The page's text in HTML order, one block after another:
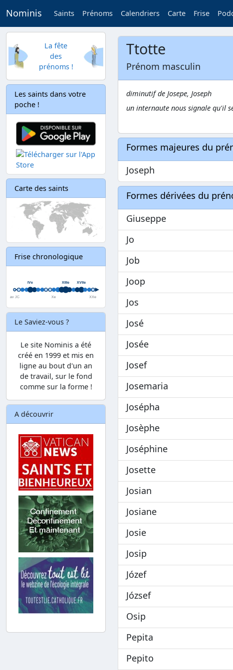
Nominis Saints Prénoms Calendriers Carte Frise
La fête
des
prénoms !
Les saints dans votre
poche !
Carte des saints
Frise chronologique
Le Saviez-vous ?
Le site Nominis a été
créé en 1999 et mis en
ligne au bout d'un an
de travail, sur le fond
comme sur la forme !
A découvrir
Ttotte
Prénom masculin
diminutif de Josepe, Joseph
un internaute nous signale qu'il
Formes majeures du
Joseph
Formes dérivées du
Giuseppe
Jo
Job
Joop
Jos
José
Josée
Josef
Josemaria
Josépha
Josèphe
Joséphine
Josette
Josian
Josiane
Josie
Josip
Józef
József
Osip
Pepita
Pepito